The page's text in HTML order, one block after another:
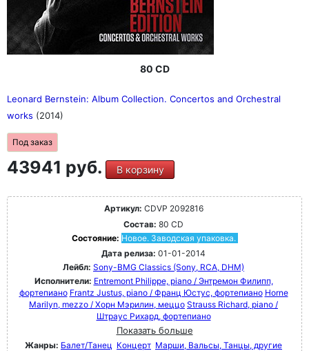
80 CD
Leonard Bernstein: Album Collection. Concertos and Orchestral
works (2014)
Под заказ
43941 руб. В корзину
Артикул: CDVP 2092816
Состав: 80 CD
Состояние: Новое. Заводская упаковка.
Дата релиза: 01-01-2014
Лейбл: Sony-BMG Classics (Sony, RCA, DHM)
Исполнители: Entremont Philippe, piano / Энтремон Филипп,
фортепиано Frantz Justus, piano / Франц Юстус, фортепиано Horne
Marilyn, mezzo / Хорн Мэрилин, меццо Strauss Richard, piano /
Штраус Рихард, фортепиано
Показать больше
Жанры: Балет/Танец Концерт Марши, Вальсы, Танцы, другие